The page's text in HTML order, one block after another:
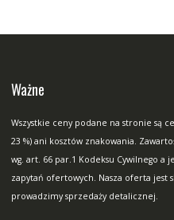
Ważne
Wszystkie ceny podane na stronie są
23 %) ani kosztów znakowania.
wg. art. 66 par.1 Kodeksu Cywilnego a
zapytań ofertowych. Nasza oferta jest
prowadzimy sprzedaży detalicznej.